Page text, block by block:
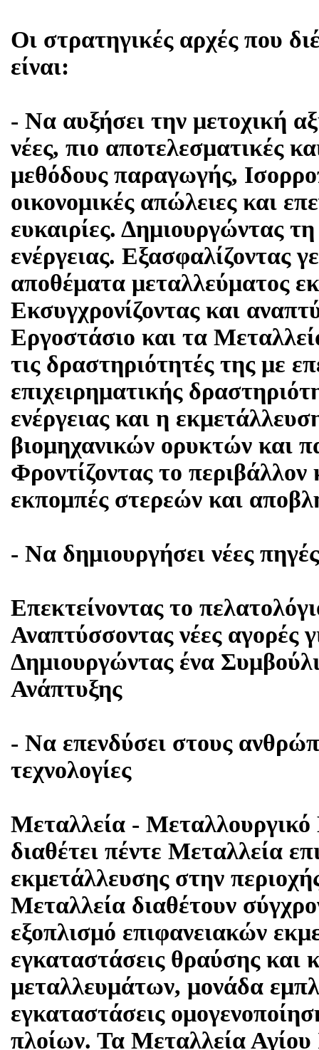
Οι στρατηγικές αρχές που
είναι:
- Να αυξήσει την μετοχική
νέες, πιο αποτελεσματικές
μεθόδους παραγωγής,
οικονομικές απώλειες και
ευκαιρίες. Δημιουργώντας
ενέργειας. Εξασφαλίζοντας
αποθέματα μεταλλεύματος
Εκσυγχρονίζοντας και
Εργοστάσιο και τα
τις δραστηριότητές της με
επιχειρηματικής
ενέργειας και η
βιομηχανικών ορυκτών και
Φροντίζοντας το
εκπομπές στερεών και
- Να δημιουργήσει νέες
Επεκτείνοντας το
Αναπτύσσοντας νέες αγορές
Δημιουργώντας ένα
Ανάπτυξης
- Να επενδύσει στους
τεχνολογίες
Μεταλλεία -
διαθέτει πέντε Μεταλλεία
εκμετάλλευσης στην
Μεταλλεία διαθέτουν
εξοπλισμό επιφανειακών
εγκαταστάσεις θραύσης και
μεταλλευμάτων, μονάδα
εγκαταστάσεις
πλοίων. Τα Μεταλλεία Αγίου